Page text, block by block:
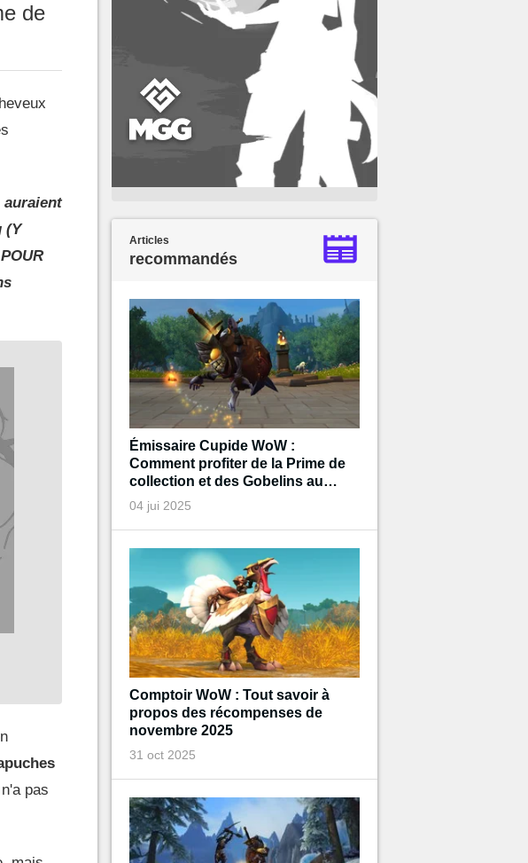
de
(Y
pas
Articles
recommandés
Émissaire Cupide WoW :
Comment profiter de la Prime de
collection et des Gobelins au
trésor de Diablo pendant
l'événement ?
04 jui 2025
Comptoir WoW : Tout savoir à
propos des récompenses de
novembre 2025
31 oct 2025